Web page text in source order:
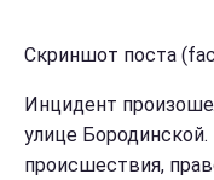
Скриншот поста
Инцидент
улице
происшествия,